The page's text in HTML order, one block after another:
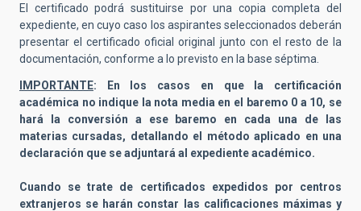
El certificado podrá sustituirse por una copia completa del
expediente, en cuyo caso los aspirantes seleccionados deberán
presentar el certificado oficial original junto con el resto de la
documentación, conforme a lo previsto en la base séptima.
IMPORTANTE: En los casos en que la certificación
académica no indique la nota media en el baremo 0 a 10, se
hará la conversión a ese baremo en cada una de las
materias cursadas, detallando el método aplicado en una
declaración que se adjuntará al expediente académico.
Cuando se trate de certificados expedidos por centros
extranjeros se harán constar las calificaciones máximas y